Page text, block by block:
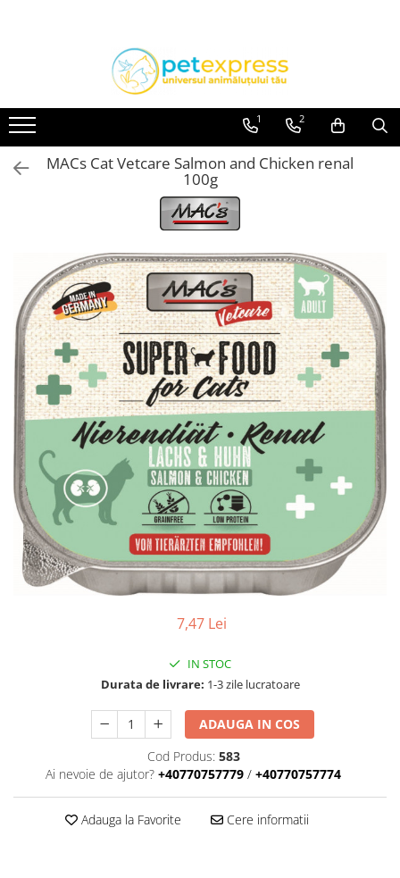
Toate Produsele
ACCESORII
Diete
HRANA UMEDA
HRANA USCATA
INGRIJIRE
JUCARII
RECOMPENSE
VITAMINE & SUPLIMENTE
PISICI
ACCESORII
Dieta
HRANA UMEDA
HRANA USCATA
INGRIJIRE
JUCARII
NISIP & ASTERNUT IGIENIC
Donatii hrana
petexpress PLUS+
ROZATOARE
VANZARE RAPIDA
1 2
MACs Cat Vetcare Salmon and Chicken renal
100g
7,47 Lei
IN STOC
Durata de livrare: 1-3 zile lucratoare
ADAUGA IN COS
Cod Produs: 583
Ai nevoie de ajutor? +40770757779 / +40770757774
Adauga la Favorite Cere informatii